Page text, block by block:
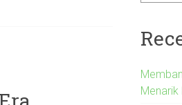
Menarik